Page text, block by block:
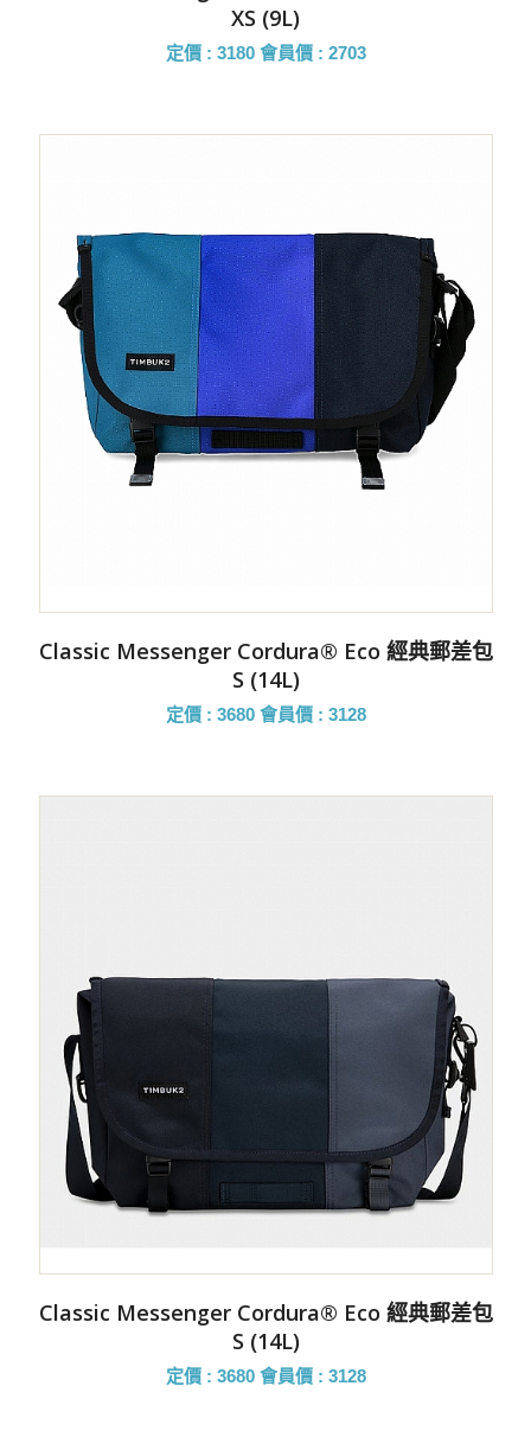
XS (9L)
定價 : 3180 會員價 : 2703
Classic Messenger Cordura® Eco 經典郵差包
S (14L)
定價 : 3680 會員價 : 3128
Classic Messenger Cordura® Eco 經典郵差包
S (14L)
定價 : 3680 會員價 : 3128